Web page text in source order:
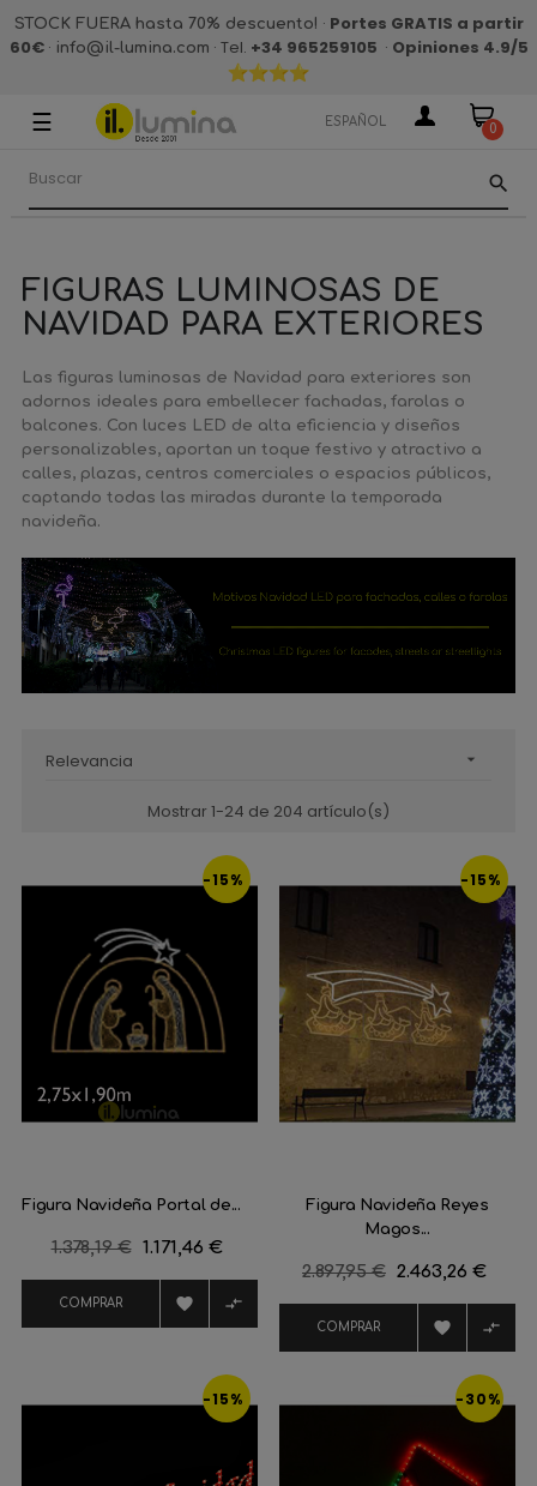
STOCK FUERA hasta 70% descuento! · Portes GRATIS a partir
60€· info@il-lumina.com · Tel. +34 965259105 · Opiniones 4.9/5
Navegación
palanca
☰ ESPAÑOL 0
search
FIGURAS LUMINOSAS DE
NAVIDAD PARA EXTERIORES
Las figuras luminosas de Navidad para exteriores son
adornos ideales para embellecer fachadas, farolas o
balcones. Con luces LED de alta eficiencia y diseños
personalizables, aportan un toque festivo y atractivo a
calles, plazas, centros comerciales o espacios públicos,
captando todas las miradas durante la temporada
navideña.
Relevancia 
Mostrar 1-24 de 204 artículo(s)
-15%
Figura Navideña Portal de...
Precio
1.378,19 € Precio
1.171,46 €
COMPRAR  
-15%
Figura Navideña Reyes
Magos...
Precio
2.897,95 € Precio
2.463,26 €
COMPRAR  
-15% -30%